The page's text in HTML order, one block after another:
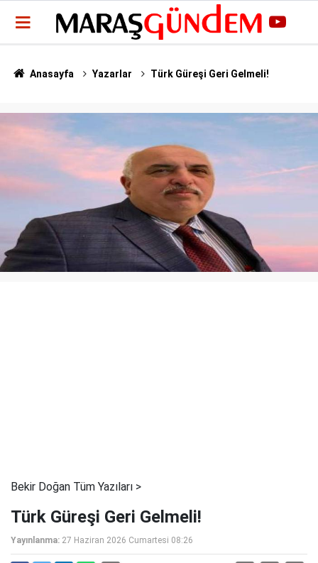
Anasayfa Yazarlar Türk Güreşi Geri Gelmeli!
Bekir Doğan Tüm Yazıları >
Türk Güreşi Geri Gelmeli!
Yayınlanma: 27 Haziran 2026 Cumartesi 08:26